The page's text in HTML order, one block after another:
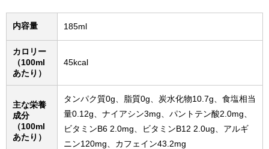
内容量 185ml
カロリー
（100ml
あたり）
45kcal
主な栄養
成分
（100ml
あたり）
タンパク質0g、脂質0g、炭水化物10.7g、食塩相当
量0.12g、ナイアシン3mg、パントテン酸2.0mg、
ビタミンB6 2.0mg、ビタミンB12 2.0ug、アルギ
ニン120mg、カフェイン43.2mg